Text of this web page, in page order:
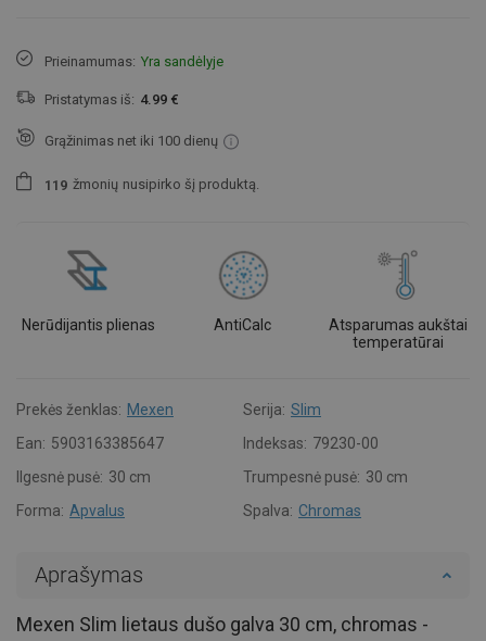
Prieinamumas: Yra sandėlyje
Pristatymas iš: 4.99 €
Grąžinimas net iki 100 dienų
1 1 9 žmonių nusipirko šį produktą.
Nerūdijantis plienas AntiCalc
Atsparumas aukštai
temperatūrai
Prekės ženklas: Mexen Serija: Slim
Ean: 5903163385647 Indeksas: 79230-00
Ilgesnė pusė: 30 cm Trumpesnė pusė: 30 cm
Forma: Apvalus Spalva: Chromas
Aprašymas
Mexen Slim lietaus dušo galva 30 cm, chromas -